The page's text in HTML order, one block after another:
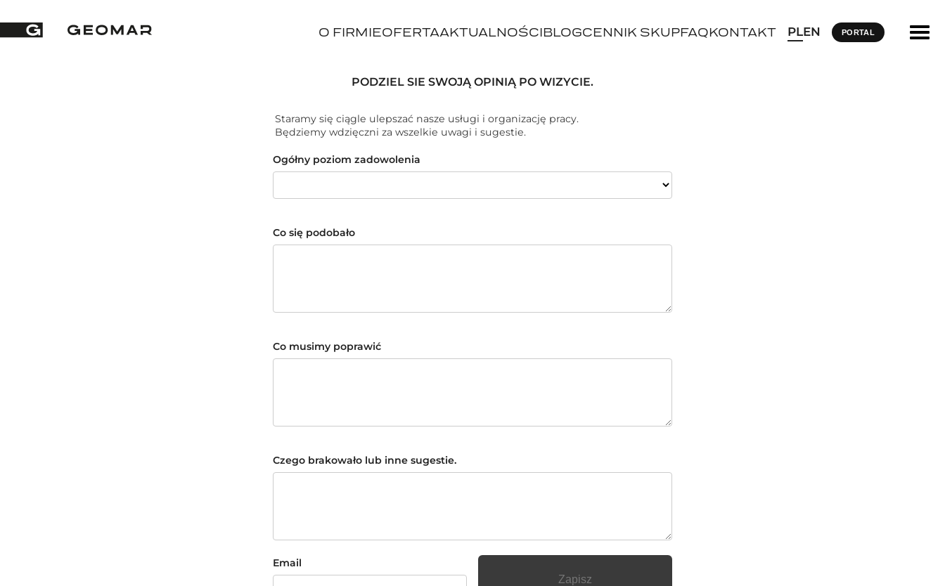
O FIRMIEOFERTAAKTUALNOŚCIBLOGCENNIK SKUPFAQKONTAKT PLEN PORTAL
PODZIEL SIE SWOJĄ OPINIĄ PO WIZYCIE.
Staramy się ciągle ulepszać nasze usługi i organizację pracy.
Będziemy wdzięczni za wszelkie uwagi i sugestie.
Ogółny poziom zadowolenia
Co się podobało
Co musimy poprawić
Czego brakowało lub inne sugestie.
Email
Zapisz